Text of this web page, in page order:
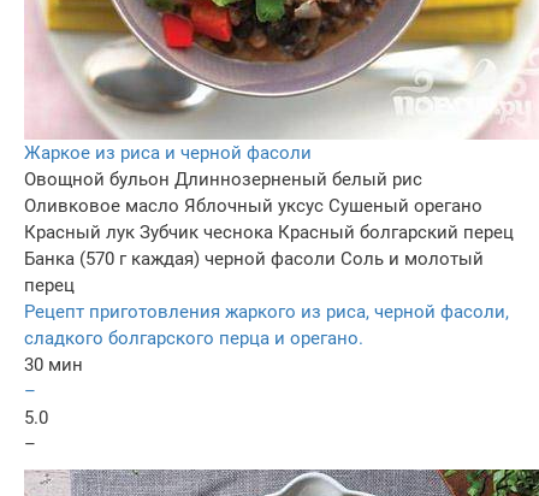
Жаркое из риса и черной фасоли
Овощной бульон Длиннозерненый белый рис
Оливковое масло Яблочный уксус Сушеный орегано
Красный лук Зубчик чеснока Красный болгарский перец
Банка (570 г каждая) черной фасоли Соль и молотый
перец
Рецепт приготовления жаркого из риса, черной фасоли,
сладкого болгарского перца и орегано.
30 мин
–
5.0
–